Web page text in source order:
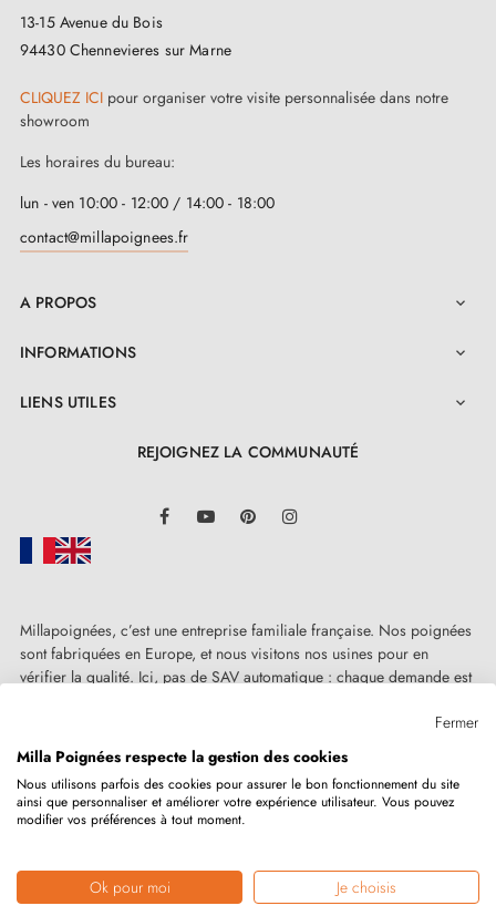
Retrouvez l'ensemble de nos modèles réunies dans
Retrouvez les tendances déco et conseils sur
notreBLOG
N'hésitez pas à nouscontactersu vous avez des
questions
POIGNEES DE PORTE MODERNES -
quincaillerie chic
des poignées de porte intérieures? Eh bien, vous
13-15 Avenue du Bois
94430 Chennevieres sur Marne
CLIQUEZ ICI pour organiser votre visite personnalisée dans notre
showroom
Les horaires du bureau:
lun - ven 10:00 - 12:00 / 14:00 - 18:00
contact@millapoignees.fr
A PROPOS 
INFORMATIONS 
LIENS UTILES 
REJOIGNEZ LA COMMUNAUTÉ
FacebookYouTube Pinterest
Millapoignées, c’est une entreprise familiale française. Nos poignées
sont fabriquées en Europe, et nous visitons nos usines pour en
vérifier la qualité. Ici, pas de SAV automatique : chaque demande est
Copyright © 2026MILLA POIGNEESTous droits réservés.
Marchand approuvé par la Société des Avis Garantis,cliquez ici pour
Fermer
Milla Poignées respecte la gestion des cookies
Nous utilisons parfois des cookies pour assurer le bon fonctionnement du site
ainsi que personnaliser et améliorer votre expérience utilisateur. Vous pouvez
modifier vos préférences à tout moment.
Ok pour moi Je choisis